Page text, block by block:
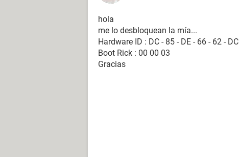
hola
me lo desbloquean la mía...
Hardware ID : DC - 85 - DE - 66 - 62 - DC
Boot Rick : 00 00 03
Gracias